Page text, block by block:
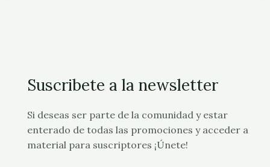
Suscribete a la newsletter
Si deseas ser parte de la comunidad y estar
enterado de todas las promociones y acceder a
material para suscriptores ¡Únete!